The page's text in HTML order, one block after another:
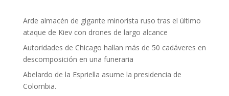
Arde almacén de gigante minorista ruso tras el último
ataque de Kiev con drones de largo alcance
Autoridades de Chicago hallan más de 50 cadáveres en
descomposición en una funeraria
Abelardo de la Espriella asume la presidencia de
Colombia.